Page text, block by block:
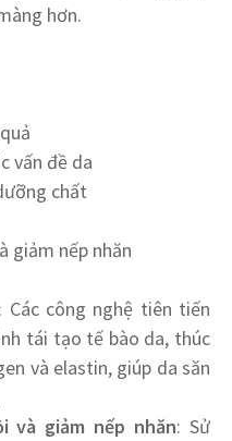
hơn.
vấn đề da
chất
giảm nếp nhăn
: Các công nghệ tiên tiến
tái tạo tế bào da, thúc
và elastin, giúp da săn
và giảm nếp nhăn: Sử